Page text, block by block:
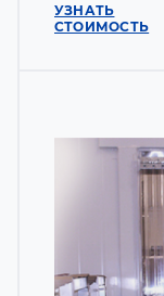
УЗНАТЬ
СТОИМОСТЬ